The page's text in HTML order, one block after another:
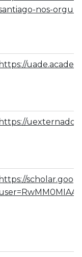
nos-
https://
https://
https://